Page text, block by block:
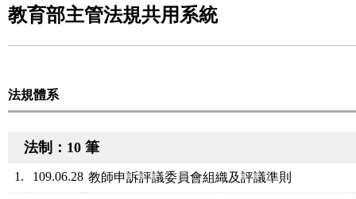
教育部主管法規共用系統
法規體系
法制：10 筆
1. 109.06.28 教師申訴評議委員會組織及評議準則